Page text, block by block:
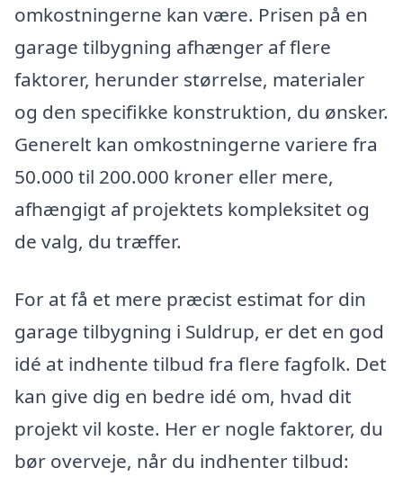
omkostningerne kan være. Prisen på en
garage tilbygning afhænger af flere
faktorer, herunder størrelse, materialer
og den specifikke konstruktion, du ønsker.
Generelt kan omkostningerne variere fra
50.000 til 200.000 kroner eller mere,
afhængigt af projektets kompleksitet og
de valg, du træffer.
For at få et mere præcist estimat for din
garage tilbygning i Suldrup, er det en god
idé at indhente tilbud fra flere fagfolk. Det
kan give dig en bedre idé om, hvad dit
projekt vil koste. Her er nogle faktorer, du
bør overveje, når du indhenter tilbud: